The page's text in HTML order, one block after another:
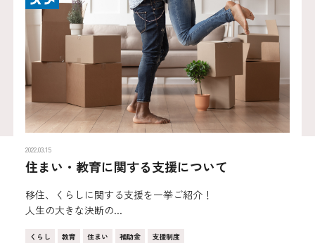
2022.03.15
住まい・教育に関する支援について
移住、くらしに関する支援を一挙ご紹介！
人生の大きな決断の...
くらし 教育 住まい 補助金 支援制度